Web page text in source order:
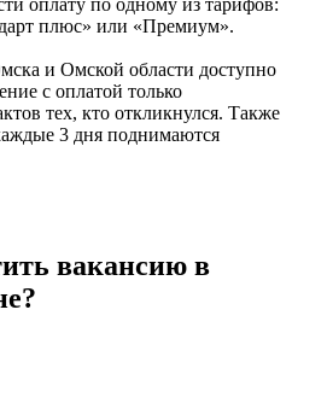
плюс» или «Премиум».
и Омской области доступно
с оплатой только
тех, кто откликнулся. Также
3 дня поднимаются
вакансию в